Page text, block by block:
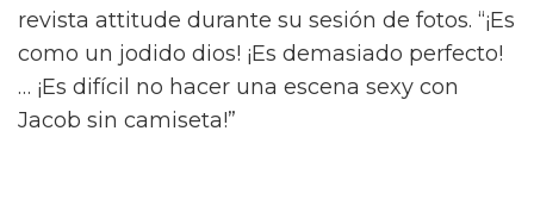
Swift Horses, la película incluirá algunas
escenas de sexo bastante ardientes (y
desnudas) de todas las combinaciones de